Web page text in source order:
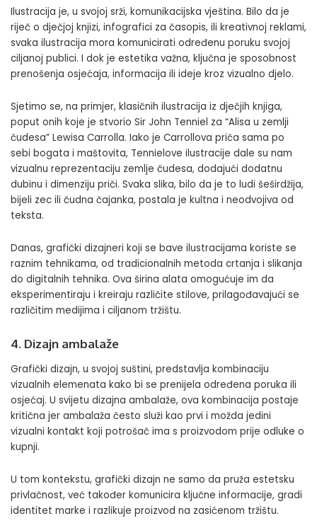
Ilustracija je, u svojoj srži, komunikacijska vještina. Bilo da je
riječ o dječjoj knjizi, infografici za časopis, ili kreativnoj reklami,
svaka ilustracija mora komunicirati određenu poruku svojoj
ciljanoj publici. I dok je estetika važna, ključna je sposobnost
prenošenja osjećaja, informacija ili ideje kroz vizualno djelo.
Sjetimo se, na primjer, klasičnih ilustracija iz dječjih knjiga,
poput onih koje je stvorio Sir John Tenniel za “Alisa u zemlji
čudesa” Lewisa Carrolla. Iako je Carrollova priča sama po
sebi bogata i maštovita, Tennielove ilustracije dale su nam
vizualnu reprezentaciju zemlje čudesa, dodajući dodatnu
dubinu i dimenziju priči. Svaka slika, bilo da je to ludi šeširdžija,
bijeli zec ili čudna čajanka, postala je kultna i neodvojiva od
teksta.
Danas, grafički dizajneri koji se bave ilustracijama koriste se
raznim tehnikama, od tradicionalnih metoda crtanja i slikanja
do digitalnih tehnika. Ova širina alata omogućuje im da
eksperimentiraju i kreiraju različite stilove, prilagođavajući se
različitim medijima i ciljanom tržištu.
4. Dizajn ambalaže
Grafički dizajn, u svojoj suštini, predstavlja kombinaciju
vizualnih elemenata kako bi se prenijela određena poruka ili
osjećaj. U svijetu dizajna ambalaže, ova kombinacija postaje
kritična jer ambalaža često služi kao prvi i možda jedini
vizualni kontakt koji potrošač ima s proizvodom prije odluke o
kupnji.
U tom kontekstu, grafički dizajn ne samo da pruža estetsku
privlačnost, već također komunicira ključne informacije, gradi
identitet marke i razlikuje proizvod na zasićenom tržištu.